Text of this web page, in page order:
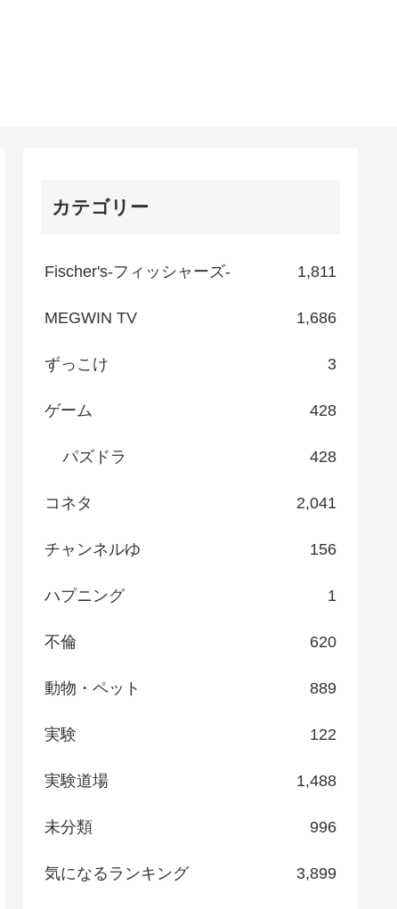
カテゴリー
Fischer's-フィッシャーズ- 1,811
MEGWIN TV 1,686
ずっこけ 3
ゲーム 428
パズドラ 428
コネタ 2,041
チャンネルゆ 156
ハプニング 1
不倫 620
動物・ペット 889
実験 122
実験道場 1,488
未分類 996
気になるランキング 3,899